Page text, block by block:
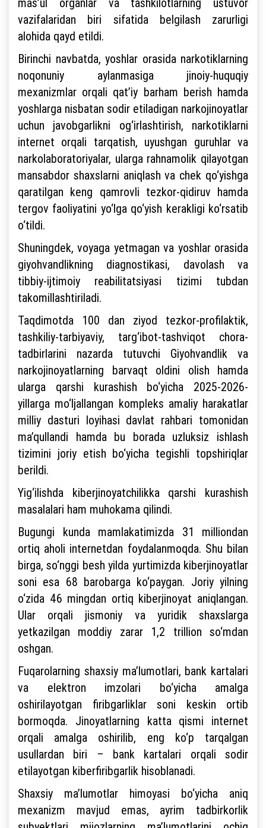
vazifalaridan biri sifatida belgilash zarurligi
alohida qayd etildi.
Birinchi navbatda, yoshlar orasida narkotiklarning
noqonuniy aylanmasiga jinoiy-huquqiy
mexanizmlar orqali qat’iy barham berish hamda
yoshlarga nisbatan sodir etiladigan narkojinoyatlar
uchun javobgarlikni og‘irlashtirish, narkotiklarni
internet orqali tarqatish, uyushgan guruhlar va
narkolaboratoriyalar, ularga rahnamolik qilayotgan
mansabdor shaxslarni aniqlash va chek qo‘yishga
qaratilgan keng qamrovli tezkor-qidiruv hamda
tergov faoliyatini yo‘lga qo‘yish kerakligi ko‘rsatib
o‘tildi.
Shuningdek, voyaga yetmagan va yoshlar orasida
giyohvandlikning diagnostikasi, davolash va
tibbiy-ijtimoiy reabilitatsiyasi tizimi tubdan
takomillashtiriladi.
Taqdimotda 100 dan ziyod tezkor-profilaktik,
tashkiliy-tarbiyaviy, targ‘ibot-tashviqot chora-
tadbirlarini nazarda tutuvchi Giyohvandlik va
narkojinoyatlarning barvaqt oldini olish hamda
ularga qarshi kurashish bo‘yicha 2025-2026-
yillarga mo‘ljallangan kompleks amaliy harakatlar
milliy dasturi loyihasi davlat rahbari tomonidan
ma’qullandi hamda bu borada uzluksiz ishlash
tizimini joriy etish bo‘yicha tegishli topshiriqlar
berildi.
Yig‘ilishda kiberjinoyatchilikka qarshi kurashish
masalalari ham muhokama qilindi.
Bugungi kunda mamlakatimizda 31 milliondan
ortiq aholi internetdan foydalanmoqda. Shu bilan
birga, so‘nggi besh yilda yurtimizda kiberjinoyatlar
soni esa 68 barobarga ko‘paygan. Joriy yilning
o‘zida 46 mingdan ortiq kiberjinoyat aniqlangan.
Ular orqali jismoniy va yuridik shaxslarga
yetkazilgan moddiy zarar 1,2 trillion so‘mdan
oshgan.
Fuqarolarning shaxsiy ma’lumotlari, bank kartalari
va elektron imzolari bo‘yicha amalga
oshirilayotgan firibgarliklar soni keskin ortib
bormoqda. Jinoyatlarning katta qismi internet
orqali amalga oshirilib, eng ko‘p tarqalgan
usullardan biri – bank kartalari orqali sodir
etilayotgan kiberfiribgarlik hisoblanadi.
Shaxsiy ma’lumotlar himoyasi bo‘yicha aniq
mexanizm mavjud emas, ayrim tadbirkorlik